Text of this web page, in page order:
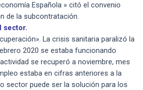
Española » citó el convenio
de la subcontratación.
sector.
La crisis sanitaria paralizó la
2020 se estaba funcionando
se recuperó a noviembre, mes
estaba en cifras anteriores a la
sector puede ser la solución para los